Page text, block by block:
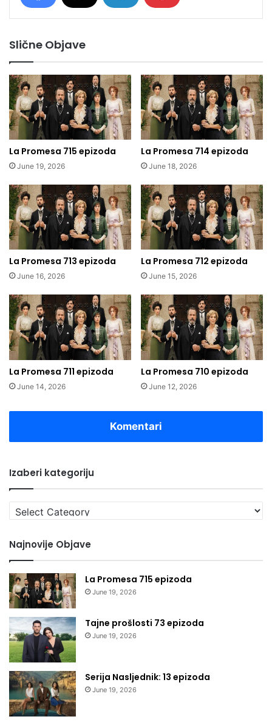
Slične Objave
La Promesa 715 epizoda
June 19, 2026
La Promesa 714 epizoda
June 18, 2026
La Promesa 713 epizoda
June 16, 2026
La Promesa 712 epizoda
June 15, 2026
La Promesa 711 epizoda
June 14, 2026
La Promesa 710 epizoda
June 12, 2026
Komentari
Izaberi kategoriju
Izaberi
kategoriju
Najnovije Objave
La Promesa 715 epizoda
June 19, 2026
Tajne prošlosti 73 epizoda
June 19, 2026
Serija Nasljednik: 13 epizoda
June 19, 2026